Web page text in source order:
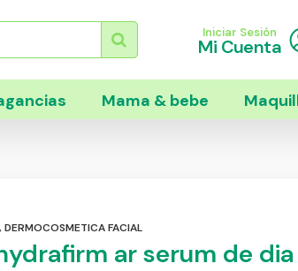
Iniciar Sesión
Mi Cuenta
Mama & bebe
,DERMOCOSMETICA FACIAL
ar serum de